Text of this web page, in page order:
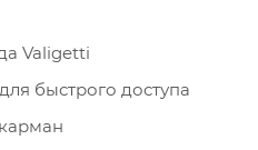
Valigetti
быстрого доступа